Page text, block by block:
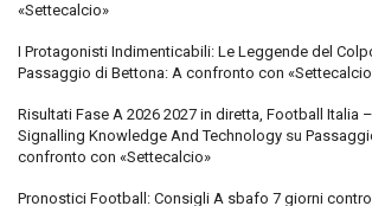
«Settecalcio»
I Protagonisti Indimenticabili: Le Leggende del
Passaggio di Bettona: A confronto con
Risultati Fase A 2026 2027 in diretta, Football Italia
Signalling Knowledge And Technology su
confronto con «Settecalcio»
Pronostici Football: Consigli A sbafo 7 giorni